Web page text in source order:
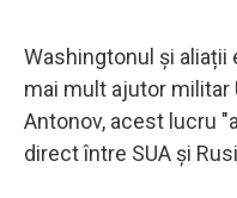
Washingtonul și
mai mult ajutor militar
Antonov, acest lucru
direct între SUA și